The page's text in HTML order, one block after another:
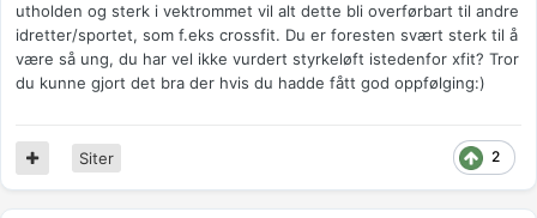
utholden og sterk i vektrommet vil alt dette bli overførbart til andre
idretter/sportet, som f.eks crossfit. Du er foresten svært sterk til å
være så ung, du har vel ikke vurdert styrkeløft istedenfor xfit? Tror
du kunne gjort det bra der hvis du hadde fått god oppfølging:)
2
Siter